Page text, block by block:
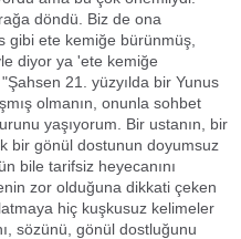
döndü. Biz de ona
gibi ete kemiğe bürünmüş,
diyor ya 'ete kemiğe
21. yüzyılda bir Yunus
olmanın, onunla sohbet
yaşıyorum. Bir ustanın, bir
bir gönül dostunun doyumsuz
bile tarifsiz heyecanını
zor olduğuna dikkati çeken
hiç kuşkusuz kelimeler
sözünü, gönül dostluğunu